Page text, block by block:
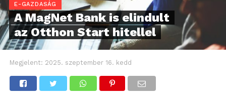
E-GAZDASÁG
A MagNet Bank is elindult
az Otthon Start hitellel
Megjelent: 2025. szeptember 16. kedd